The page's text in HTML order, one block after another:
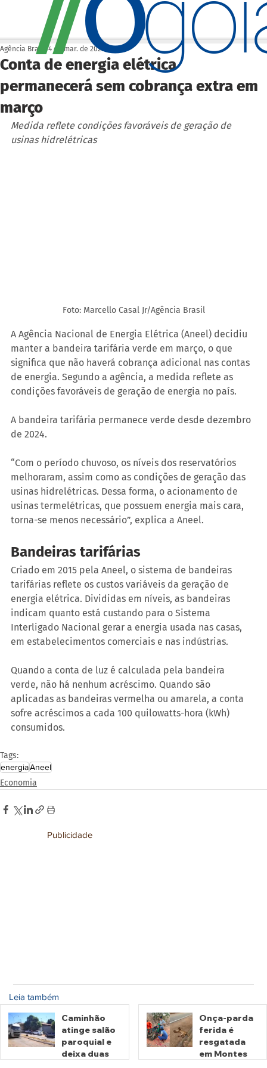
Conta de energia elétrica
permanecerá sem cobrança extra em
março
Agência Brasil 4 de mar. de 2025
Medida reflete condições favoráveis de geração de
usinas hidrelétricas
Foto: Marcello Casal Jr/Agência Brasil
A Agência Nacional de Energia Elétrica (Aneel) decidiu
manter a bandeira tarifária verde em março, o que
significa que não haverá cobrança adicional nas contas
de energia. Segundo a agência, a medida reflete as
condições favoráveis de geração de energia no país.
A bandeira tarifária permanece verde desde dezembro
de 2024.
“Com o período chuvoso, os níveis dos reservatórios
melhoraram, assim como as condições de geração das
usinas hidrelétricas. Dessa forma, o acionamento de
usinas termelétricas, que possuem energia mais cara,
torna-se menos necessário”, explica a Aneel.
Bandeiras tarifárias
Criado em 2015 pela Aneel, o sistema de bandeiras
tarifárias reflete os custos variáveis da geração de
energia elétrica. Divididas em níveis, as bandeiras
indicam quanto está custando para o Sistema
Interligado Nacional gerar a energia usada nas casas,
em estabelecimentos comerciais e nas indústrias.
Quando a conta de luz é calculada pela bandeira
verde, não há nenhum acréscimo. Quando são
aplicadas as bandeiras vermelha ou amarela, a conta
sofre acréscimos a cada 100 quilowatts-hora (kWh)
consumidos.
Tags:
energiaAneel
Economia
Publicidade
Leia também
Caminhão
atinge salão
paroquial e
deixa duas
Onça-parda
ferida é
resgatada
em Montes